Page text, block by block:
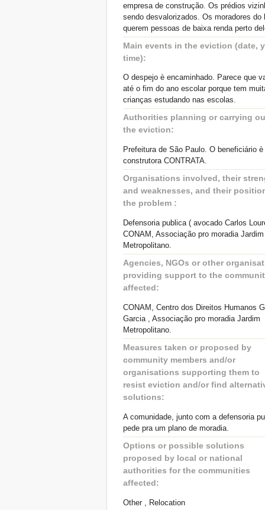
empresa de construção. Os prédios
sendo desvalorizados. Os moradores do
querem pessoas de baixa renda perto
Main events in the eviction (date,
time):
O despejo è encaminhado. Parece que
até o fim do ano escolar porque tem
crianças estudando nas escolas.
Authorities planning or carrying
the eviction:
Prefeitura de São Paulo. O beneficiário è
construtora CONTRATA.
Organisations involved, their
and weaknesses, and their
the problem :
Defensoria publica ( avocado Carlos
CONAM, Associação pro moradia Jardim
Metropolitano.
Agencies, NGOs or other
providing support to the
affected:
CONAM, Centro dos Direitos Humanos
Garcia , Associação pro moradia Jardim
Metropolitano.
Measures taken or proposed by
community members and/or
organisations supporting them to
resist eviction and/or find
solutions:
A comunidade, junto com a defensoria
pede pra um plano de moradia.
Options or possible solutions
proposed by local or national
authorities for the communities
affected:
Other , Relocation